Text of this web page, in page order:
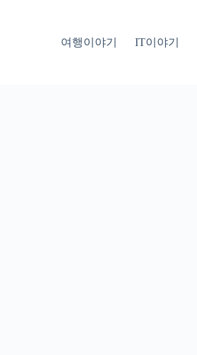
여행이야기 IT이야기